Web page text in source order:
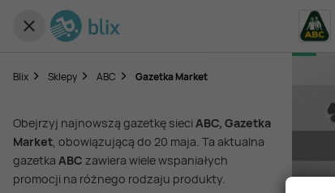
Blix Sklepy ABC Gazetka Market
Obejrzyj najnowszą gazetkę sieci ABC, Gazetka
Market, obowiązującą do 20 maja. Ta aktualna
gazetka ABC zawiera wiele wspaniałych
promocji na różnego rodzaju produkty.